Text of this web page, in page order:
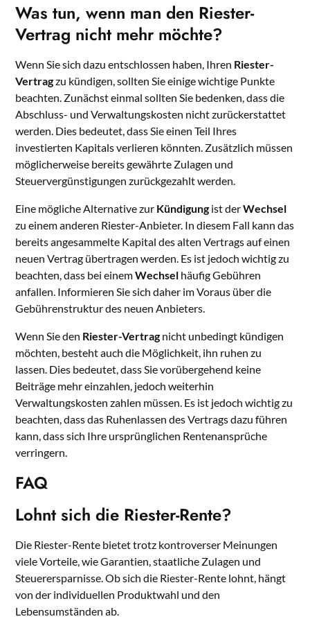
Was tun, wenn man den Riester-
Vertrag nicht mehr möchte?
Wenn Sie sich dazu entschlossen haben, Ihren Riester-
Vertragzu kündigen, sollten Sie einige wichtige Punkte
beachten. Zunächst einmal sollten Sie bedenken, dass die
Abschluss- und Verwaltungskosten nicht zurückerstattet
werden. Dies bedeutet, dass Sie einen Teil Ihres
investierten Kapitals verlieren könnten. Zusätzlich müssen
möglicherweise bereits gewährte Zulagen und
Steuervergünstigungen zurückgezahlt werden.
Eine mögliche Alternative zur Kündigung ist derWechsel
zu einem anderen Riester-Anbieter. In diesem Fall kann das
bereits angesammelte Kapital des alten Vertrags auf einen
neuen Vertrag übertragen werden. Es ist jedoch wichtig zu
beachten, dass bei einemWechsel häufig Gebühren
anfallen. Informieren Sie sich daher im Voraus über die
Gebührenstruktur des neuen Anbieters.
Wenn Sie den Riester-Vertrag nicht unbedingt kündigen
möchten, besteht auch die Möglichkeit, ihn ruhen zu
lassen. Dies bedeutet, dass Sie vorübergehend keine
Beiträge mehr einzahlen, jedoch weiterhin
Verwaltungskosten zahlen müssen. Es ist jedoch wichtig zu
beachten, dass das Ruhenlassen des Vertrags dazu führen
kann, dass sich Ihre ursprünglichen Rentenansprüche
verringern.
FAQ
Lohnt sich die Riester-Rente?
Die Riester-Rente bietet trotz kontroverser Meinungen
viele Vorteile, wie Garantien, staatliche Zulagen und
Steuerersparnisse. Ob sich die Riester-Rente lohnt, hängt
von der individuellen Produktwahl und den
Lebensumständen ab.